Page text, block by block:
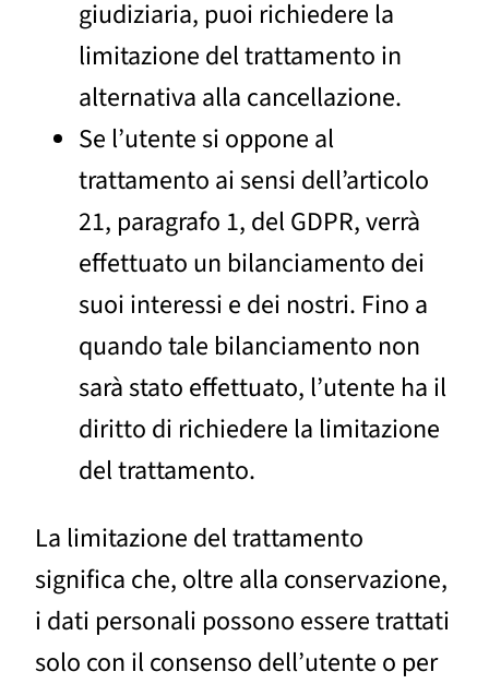
giudiziaria, puoi richiedere la
limitazione del trattamento in
alternativa alla cancellazione.
Se l’utente si oppone al
trattamento ai sensi dell’articolo
21, paragrafo 1, del GDPR, verrà
effettuato un bilanciamento dei
suoi interessi e dei nostri. Fino a
quando tale bilanciamento non
sarà stato effettuato, l’utente ha il
diritto di richiedere la limitazione
del trattamento.
La limitazione del trattamento
significa che, oltre alla conservazione,
i dati personali possono essere trattati
solo con il consenso dell’utente o per